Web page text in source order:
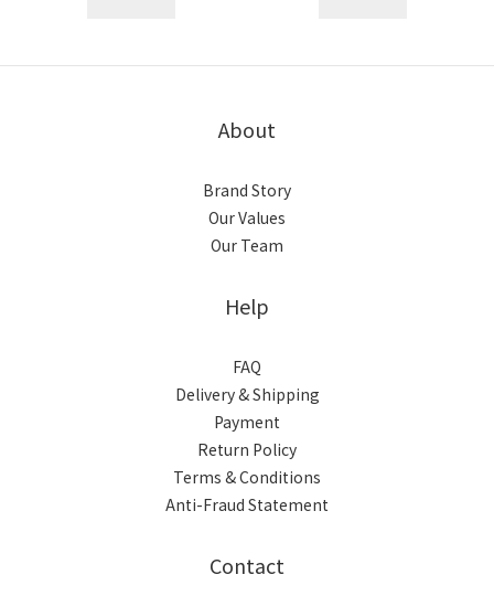
About
Brand Story
Our Values
Our Team
Help
FAQ
Delivery & Shipping
Payment
Return Policy
Terms & Conditions
Anti-Fraud Statement
Contact